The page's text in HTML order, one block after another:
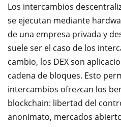
Los intercambios
se ejecutan mediante
de una empresa privada y
suele ser el caso de los
cambio, los DEX son
cadena de bloques. Esto
intercambios ofrezcan los
blockchain: libertad del
anonimato, mercados